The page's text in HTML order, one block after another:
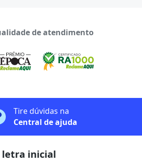
de atendimento
Tire dúvidas na
Central de ajuda
letra inicial